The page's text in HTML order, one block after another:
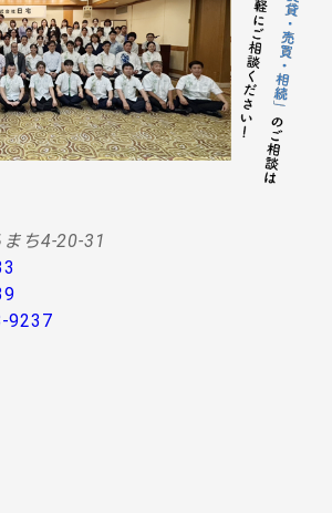
加盟企業を含む：以下同じ）が提供
ービスの提供。
会社によるコンサルティング、調査
約その他取り決め事項の履行に必要
る利用並びに情報・サービスの提
会社における広告・宣伝、その他当
社より発送されるダイレクトメール
、Ｗｅｂサイト等を利用した情報サ
。
会社が行う顧客動向調査、市場調
等の分析データ並びに広告反響等の
る利用目的の達成に必要な範囲にお
の第三者提供。
報の第三者への提供
あたっては、機密保持のために必要な
なお、上記利用目的の達成に必要な範
委託先に情報を提供する場合など、法
で停止請求をお受けできないことがあ
個人情報は、上記利用目的のために以
面または口頭もしくはその他媒体によ
ち4-20-31
9237